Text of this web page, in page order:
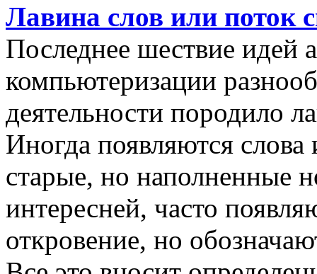
Лавина слов или поток
Последнее шествие идей
компьютеризации
деятельности породило
Иногда появляются
старые, но наполненные
интересней, часто
откровение, но